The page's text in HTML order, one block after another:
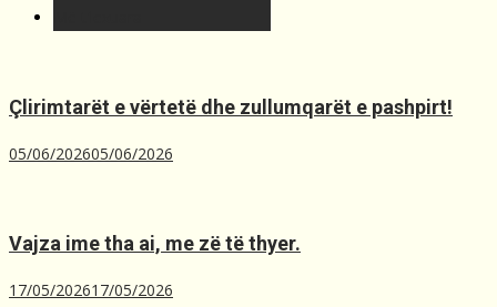
Çlirimtarët e vërtetë dhe zullumqarët e pashpirt!
05/06/202605/06/2026
Vajza ime tha ai, me zë të thyer.
17/05/202617/05/2026